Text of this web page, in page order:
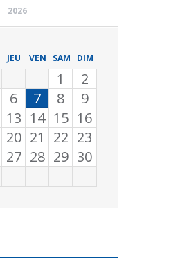
2026
JEU VEN SAM DIM
1
2
6 7 8
9
13 14 15 16
20 21 22 23
27 28 29 30